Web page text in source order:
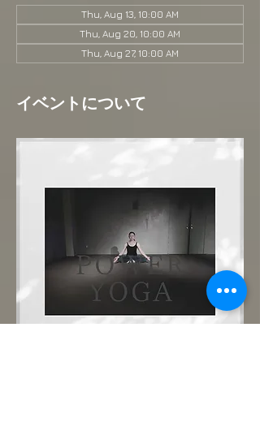
Thu, Aug 13, 10:00 AM
Thu, Aug 20, 10:00 AM
Thu, Aug 27, 10:00 AM
イベントについて